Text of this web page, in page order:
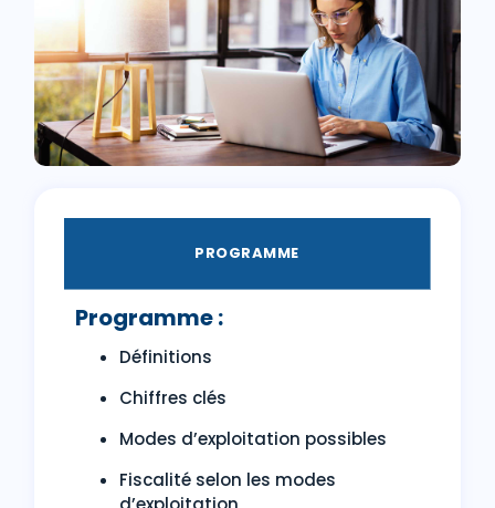
PROGRAMME
Programme :
Définitions
Chiffres clés
Modes d’exploitation possibles
Fiscalité selon les modes